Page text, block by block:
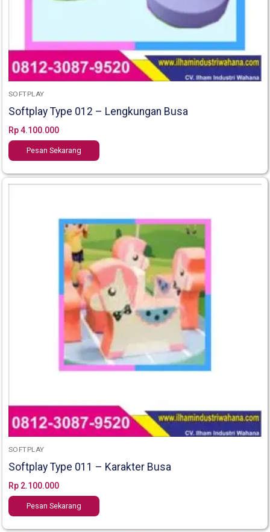
SOFTPLAY
Softplay Type 012 – Lengkungan Busa
Rp4.100.000
Pesan Sekarang
SOFTPLAY
Softplay Type 011 – Karakter Busa
Rp2.100.000
Pesan Sekarang